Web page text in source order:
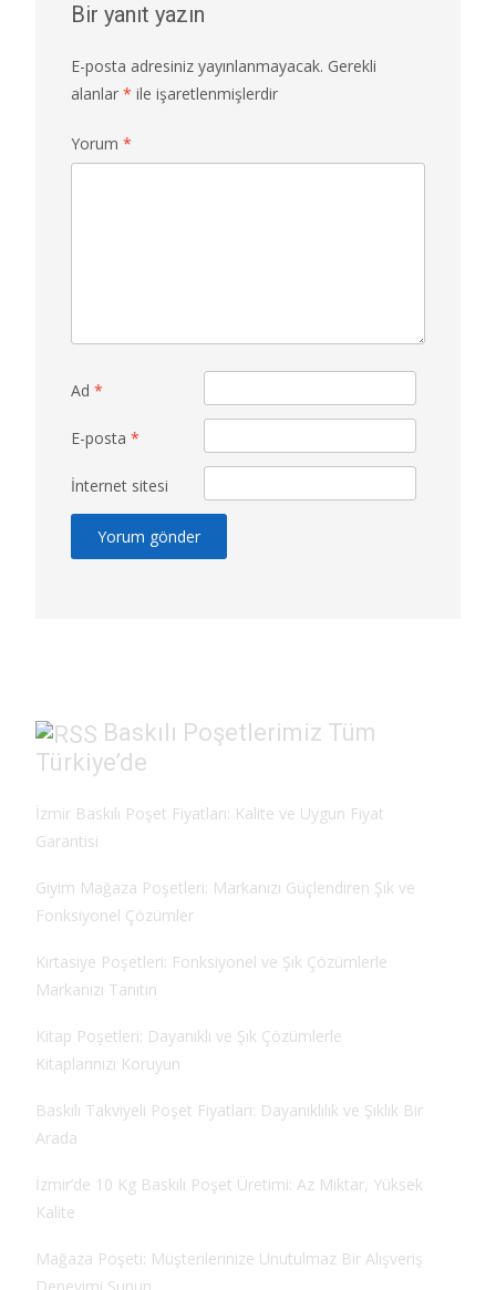
Bir yanıt yazın
E-posta adresiniz yayınlanmayacak. Gerekli
alanlar * ile işaretlenmişlerdir
Yorum *
Ad *
E-posta *
İnternet sitesi
Baskılı Poşetlerimiz Tüm
Türkiye’de
İzmir Baskılı Poşet Fiyatları: Kalite ve Uygun Fiyat
Garantisi
Giyim Mağaza Poşetleri: Markanızı Güçlendiren Şık ve
Fonksiyonel Çözümler
Kırtasiye Poşetleri: Fonksiyonel ve Şık Çözümlerle
Markanızı Tanıtın
Kitap Poşetleri: Dayanıklı ve Şık Çözümlerle
Kitaplarınızı Koruyun
Baskılı Takviyeli Poşet Fiyatları: Dayanıklılık ve Şıklık Bir
Arada
İzmir’de 10 Kg Baskılı Poşet Üretimi: Az Miktar, Yüksek
Kalite
Mağaza Poşeti: Müşterilerinize Unutulmaz Bir Alışveriş